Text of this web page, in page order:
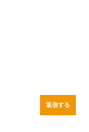
返信する